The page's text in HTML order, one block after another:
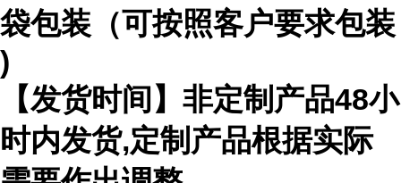
袋包装（可按照客户要求包装
)
【发货时间】非定制产品48小
时内发货,定制产品根据实际